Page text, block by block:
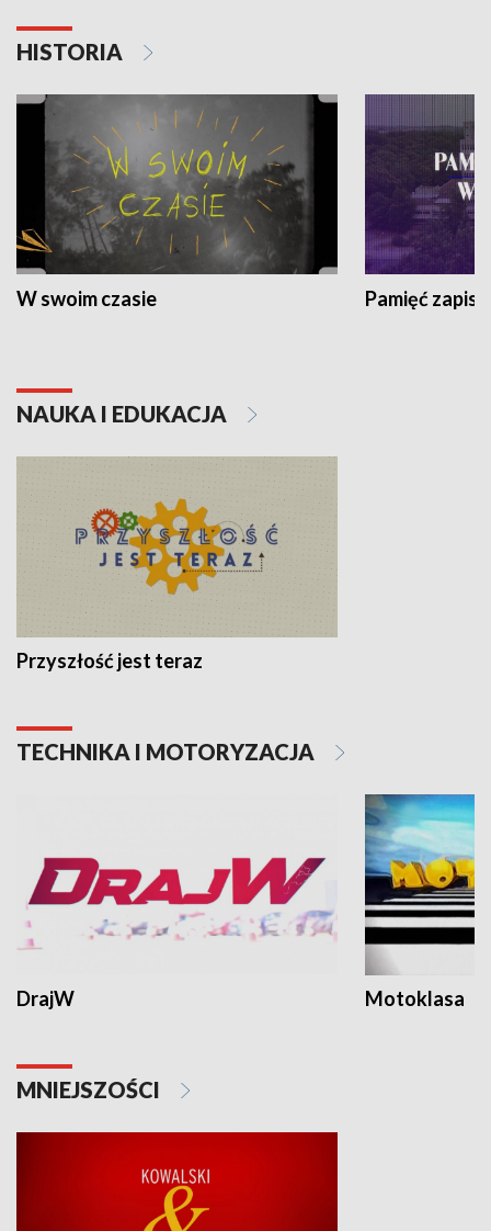
HISTORIA
W swoim czasie Pamięć
NAUKA I EDUKACJA
Przyszłość jest teraz
TECHNIKA I MOTORYZACJA
DrajW Motoklasa
MNIEJSZOŚCI